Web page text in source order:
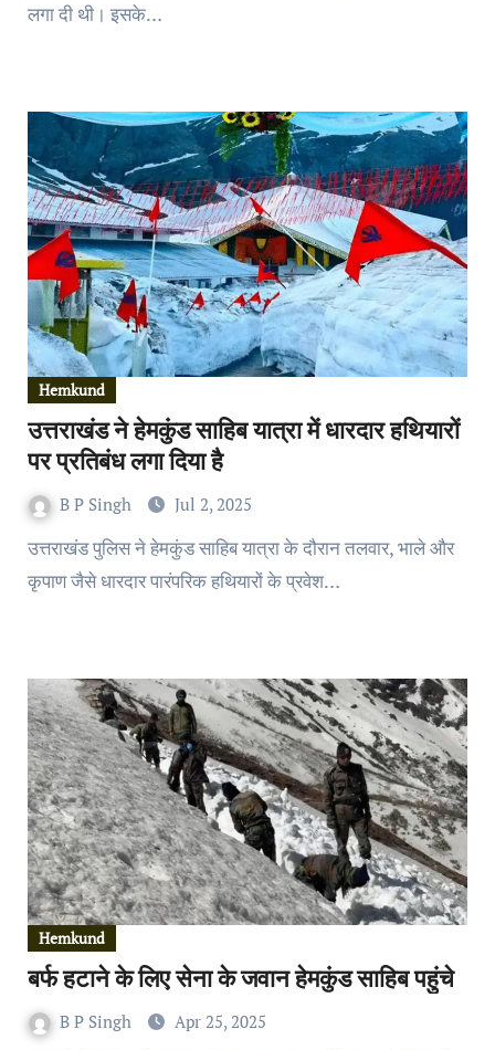
लगा दी थी। इसके…
Hemkund
उत्तराखंड ने हेमकुंड साहिब यात्रा में धारदार हथियारों
पर प्रतिबंध लगा दिया है
B P Singh Jul 2, 2025
उत्तराखंड पुलिस ने हेमकुंड साहिब यात्रा के दौरान तलवार, भाले और
कृपाण जैसे धारदार पारंपरिक हथियारों के प्रवेश…
Hemkund
बर्फ हटाने के लिए सेना के जवान हेमकुंड साहिब पहुंचे
B P Singh Apr 25, 2025